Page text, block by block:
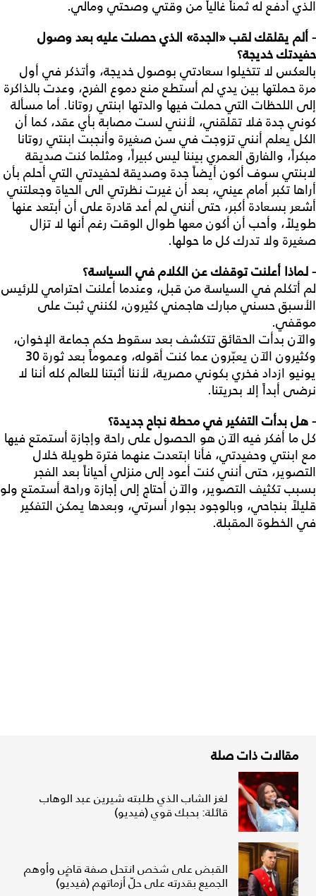
الذي أدفع له ثمناً غالياً من وقتي وصحتي ومالي.
- ألم يقلقك لقب «الجدة» الذي حصلت عليه بعد وصول
حفيدتك خديجة؟
بالعكس لا تتخيلوا سعادتي بوصول خديجة، وأتذكر في أول
مرة حملتها بين يدي لم أستطع منع دموع الفرح، وعدت بالذاكرة
إلى اللحظات التي حملت فيها والدتها ابنتي روتانا. أما مسألة
كوني جدة فلا تقلقني، لأنني لست مصابة بأي عقد، كما أن
الكل يعلم أنني تزوجت في سن صغيرة وأنجبت ابنتي روتانا
مبكراً، والفارق العمري بيننا ليس كبيراً، ومثلما كنت صديقة
لابنتي سوف أكون أيضاً جدة وصديقة لحفيدتي التي أحلم بأن
أراها تكبر أمام عيني، بعد أن غيرت نظرتي الى الحياة وجعلتني
أشعر بسعادة أكبر، حتى أنني لم أعد قادرة على أن أبتعد عنها
طويلاً، وأحب أن أكون معها طوال الوقت رغم أنها لا تزال
صغيرة ولا تدرك كل ما حولها.
- لماذا أعلنت توقفك عن الكلام في السياسة؟
لم أتكلم في السياسة من قبل، وعندما أعلنت احترامي للرئيس
الأسبق حسني مبارك هاجمني كثيرون، لكنني ثبت على
موقفي.
والآن بدأت الحقائق تتكشف بعد سقوط حكم جماعة الإخوان،
وكثيرون الآن يعبّرون عما كنت أقوله، وعموماً بعد ثورة 30
يونيو ازداد فخري بكوني مصرية، لأننا أثبتنا للعالم كله أننا لا
نرضى أبداً إلا بحريتنا.
- هل بدأت التفكير في محطة نجاح جديدة؟
كل ما أفكر فيه الآن هو الحصول على راحة وإجازة أستمتع فيها
مع ابنتي وحفيدتي، فأنا ابتعدت عنهما فترة طويلة خلال
التصوير، حتى أنني كنت أعود إلى منزلي أحياناً بعد الفجر
بسبب تكثيف التصوير، والآن أحتاج إلى إجازة وراحة أستمتع ولو
قليلاً بنجاحي، وبالوجود بجوار أسرتي، وبعدها يمكن التفكير
في الخطوة المقبلة.
مقالات ذات صلة
لغز الشاب الذي طلبته شيرين عبد الوهاب
قائلة: بحبك قوي (فيديو)
القبض على شخص انتحل صفة قاضٍ وأوهم
الجميع بقدرته على حلّ أزماتهم (فيديو)